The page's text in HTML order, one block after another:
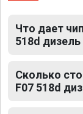
Что дает
518d дизель
Сколько
F07 518d